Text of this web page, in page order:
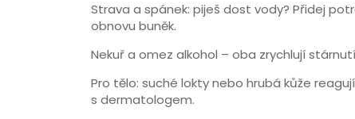
Strava a spánek: piješ dost vody? Přidej
obnovu buněk.
Nekuř a omez alkohol – oba zrychlují
Pro tělo: suché lokty nebo hrubá kůže
s dermatologem.